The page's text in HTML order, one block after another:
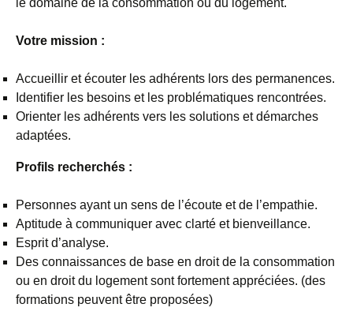
le domaine de la consommation ou du logement.
Votre mission :
Accueillir et écouter les adhérents lors des permanences.
Identifier les besoins et les problématiques rencontrées.
Orienter les adhérents vers les solutions et démarches
adaptées.
Profils recherchés :
Personnes ayant un sens de l’écoute et de l’empathie.
Aptitude à communiquer avec clarté et bienveillance.
Esprit d’analyse.
Des connaissances de base en droit de la consommation
ou en droit du logement sont fortement appréciées. (des
formations peuvent être proposées)